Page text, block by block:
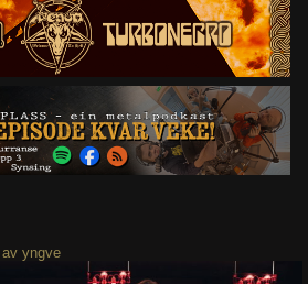
Omtaler
Intervjuer
Om oss
Abonner
av yngve